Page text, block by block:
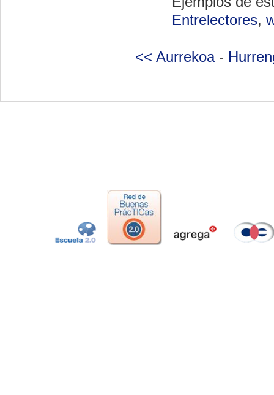
Entrelectores,
<< Aurrekoa-